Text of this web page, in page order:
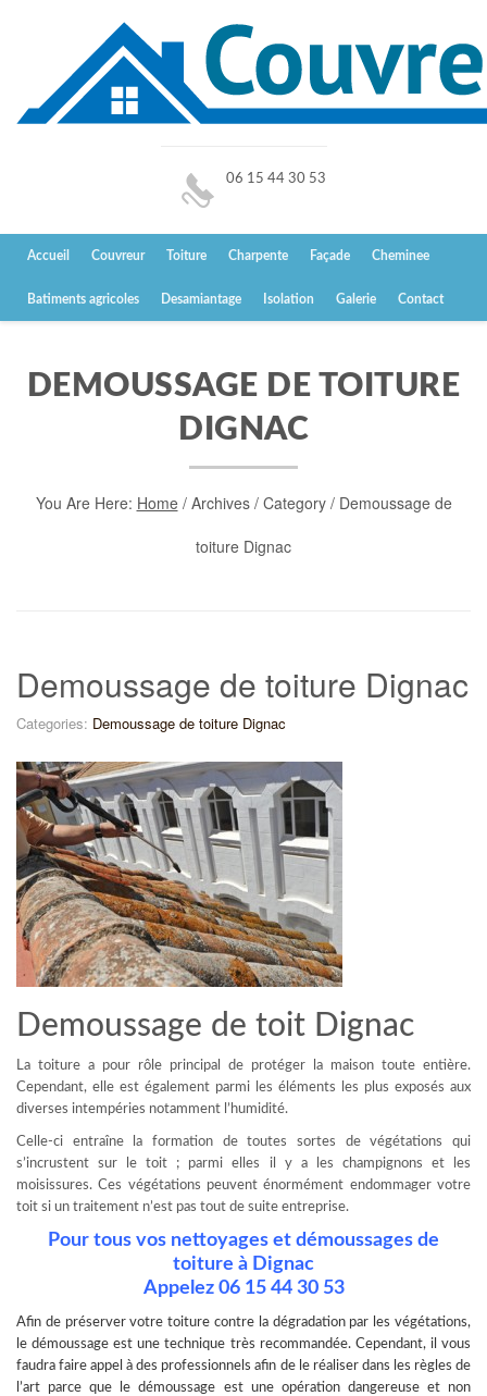
06 15 44 30 53
Accueil Couvreur Toiture Charpente Façade Cheminee
Batiments agricoles Desamiantage Isolation Galerie Contact
DEMOUSSAGE DE TOITURE
DIGNAC
You Are Here: Home/ Archives/ Category / Demoussage de
toiture Dignac
Demoussage de toiture Dignac
Categories: Demoussage de toiture Dignac
Demoussage de toit Dignac
La toiture a pour rôle principal de protéger la maison toute entière.
Cependant, elle est également parmi les éléments les plus exposés aux
diverses intempéries notamment l’humidité.
Celle-ci entraîne la formation de toutes sortes de végétations qui
s’incrustent sur le toit ; parmi elles il y a les champignons et les
moisissures. Ces végétations peuvent énormément endommager votre
toit si un traitement n’est pas tout de suite entreprise.
Pour tous vos nettoyages et démoussages de
toiture à Dignac
Appelez 06 15 44 30 53
Afin de préserver votre toiture contre la dégradation par les végétations,
le démoussageest une technique très recommandée. Cependant, il vous
faudra faire appel à des professionnels afin de le réaliser dans les règles de
l’art parce que le démoussage est une opération dangereuse et non